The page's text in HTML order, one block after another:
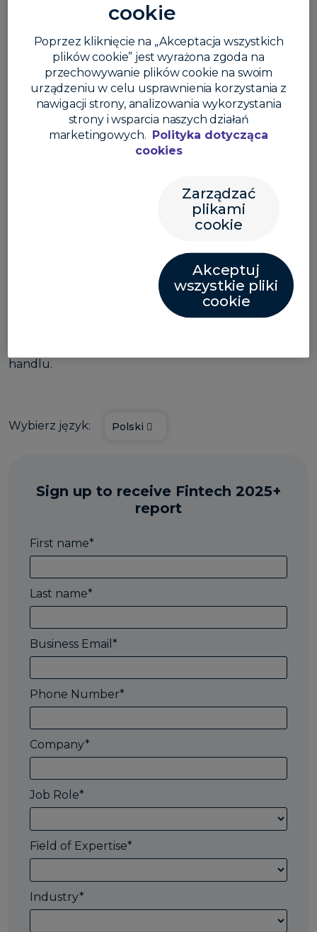
bankowość, zmieniają międzynarodowy handel i
W raporcie
Strategiczny wgląd w nowoczesny ekosystem
finansowy i jego możliwości biznesowe, w tym:
zmiany w obszarze płatności transgranicznych w
wyniku stosowania cyfrowej waluty,
udostępnianie danych, a także rewolucja
oszustwa i nowe trendy regulacyjne w roku
2024 i w kolejnych latach.
handlu.
Wybierz język: Polski
cookie
Poprzez kliknięcie na „Akceptacja wszystkich
plików cookie” jest wyrażona zgoda na
przechowywanie plików cookie na swoim
urządzeniu w celu usprawnienia korzystania z
nawigacji strony, analizowania wykorzystania
strony i wsparcia naszych działań
marketingowych. Polityka dotycząca
cookies
Zarządzać
plikami
cookie
Akceptuj
wszystkie pliki
cookie